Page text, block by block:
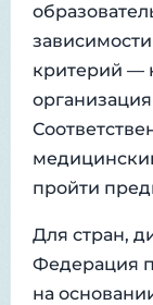
критерий —
пройти
Для стран,
Федерация
на